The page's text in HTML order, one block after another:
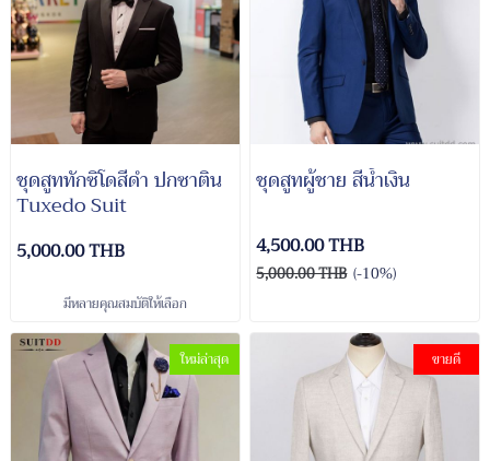
ชุดสูททักซิโดสีดำ ปกซาติน
Tuxedo Suit
5,000.00 THB
มีหลายคุณสมบัติให้เลือก
ชุดสูทผู้ชาย สีน้ำเงิน
4,500.00 THB
5,000.00 THB (-10%)
ใหม่ล่าสุด ขายดี